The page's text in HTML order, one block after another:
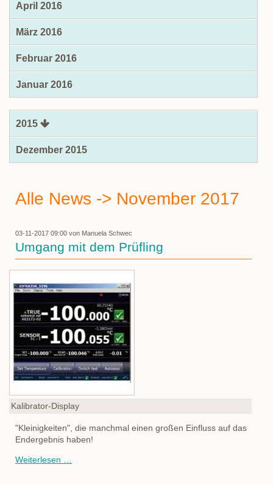
April 2016
März 2016
Februar 2016
Januar 2016
2015
Dezember 2015
Alle News -> November 2017
03-11-2017 09:00 von Manuela Schwec
Umgang mit dem Prüfling
Kalibrator-Display
"Kleinigkeiten", die manchmal einen großen Einfluss auf das
Endergebnis haben!
Weiterlesen …